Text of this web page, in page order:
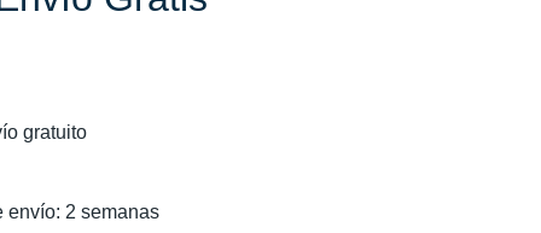
gratuito
envío: 2 semanas